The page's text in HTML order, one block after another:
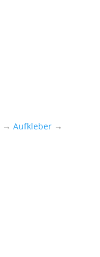
→ Aufkleber →